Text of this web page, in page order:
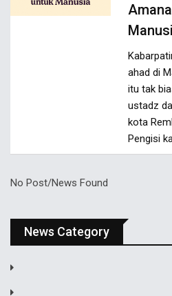
ahad di
itu tak
ustadz
kota
Pengisi
No Post/News Found
News Category